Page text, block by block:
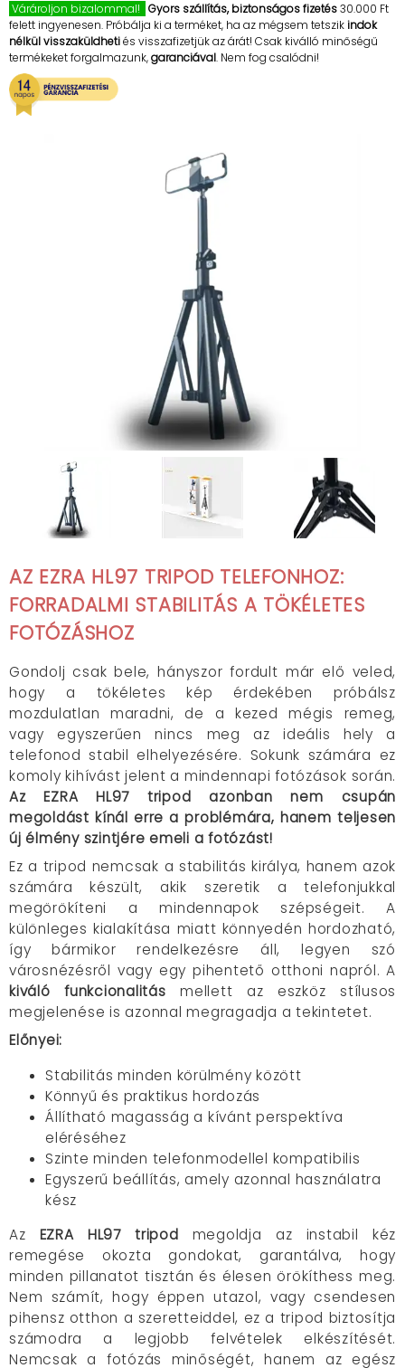
Várároljon bizalommal! Gyors szállítás, biztonságos fizetés30.000 Ft
felett ingyenesen. Próbálja ki a terméket, ha az mégsem tetszikindok
nélkül visszaküldhetiés visszafizetjük az árát! Csak kiválló minőségű
termékeket forgalmazunk,garanciával. Nem fog csalódni!
AZ EZRA HL97 TRIPOD TELEFONHOZ:
FORRADALMI STABILITÁS A TÖKÉLETES
FOTÓZÁSHOZ
Gondolj csak bele, hányszor fordult már elő veled,
hogy a tökéletes kép érdekében próbálsz
mozdulatlan maradni, de a kezed mégis remeg,
vagy egyszerűen nincs meg az ideális hely a
telefonod stabil elhelyezésére. Sokunk számára ez
komoly kihívást jelent a mindennapi fotózások során.
Az EZRA HL97 tripod azonban nem csupán
megoldást kínál erre a problémára, hanem teljesen
új élmény szintjére emeli a fotózást!
Ez a tripod nemcsak a stabilitás királya, hanem azok
számára készült, akik szeretik a telefonjukkal
megörökíteni a mindennapok szépségeit. A
különleges kialakítása miatt könnyedén hordozható,
így bármikor rendelkezésre áll, legyen szó
városnézésről vagy egy pihentető otthoni napról. A
kiváló funkcionalitás mellett az eszköz stílusos
megjelenése is azonnal megragadja a tekintetet.
Előnyei:
Stabilitás minden körülmény között
Könnyű és praktikus hordozás
Állítható magasság a kívánt perspektíva
eléréséhez
Szinte minden telefonmodellel kompatibilis
Egyszerű beállítás, amely azonnal használatra
kész
Az EZRA HL97 tripod megoldja az instabil kéz
remegése okozta gondokat, garantálva, hogy
minden pillanatot tisztán és élesen örökíthess meg.
Nem számít, hogy éppen utazol, vagy csendesen
pihensz otthon a szeretteiddel, ez a tripod biztosítja
számodra a legjobb felvételek elkészítését.
Nemcsak a fotózás minőségét, hanem az egész